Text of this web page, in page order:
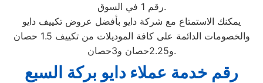
رقم 1 في السوق.
يمكنك الاستمتاع مع شركة دايو بأفضل عروض تكييف دايو
والخصومات الدائمة على كافة الموديلات من تكييف 1.5 حصان
و2.25حصان و3حصان.
رقم خدمة عملاء دايو بركة السبع